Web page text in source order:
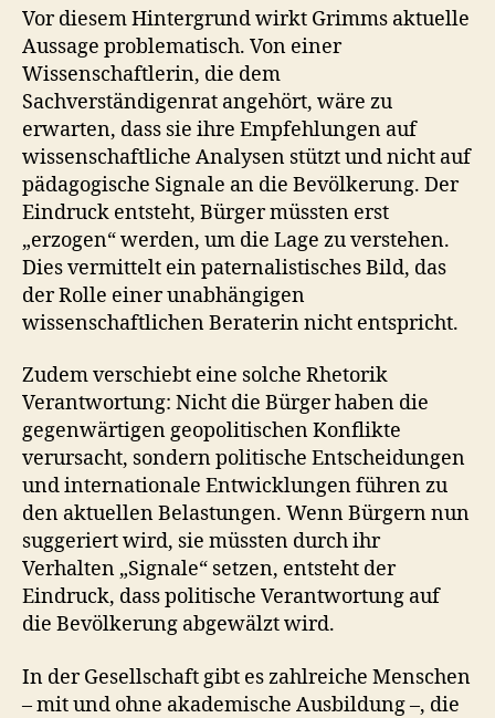
Vor diesem Hintergrund wirkt Grimms aktuelle
Aussage problematisch. Von einer
Wissenschaftlerin, die dem
Sachverständigenrat angehört, wäre zu
erwarten, dass sie ihre Empfehlungen auf
wissenschaftliche Analysen stützt und nicht auf
pädagogische Signale an die Bevölkerung. Der
Eindruck entsteht, Bürger müssten erst
„erzogen“ werden, um die Lage zu verstehen.
Dies vermittelt ein paternalistisches Bild, das
der Rolle einer unabhängigen
wissenschaftlichen Beraterin nicht entspricht.
Zudem verschiebt eine solche Rhetorik
Verantwortung: Nicht die Bürger haben die
gegenwärtigen geopolitischen Konflikte
verursacht, sondern politische Entscheidungen
und internationale Entwicklungen führen zu
den aktuellen Belastungen. Wenn Bürgern nun
suggeriert wird, sie müssten durch ihr
Verhalten „Signale“ setzen, entsteht der
Eindruck, dass politische Verantwortung auf
die Bevölkerung abgewälzt wird.
In der Gesellschaft gibt es zahlreiche Menschen
– mit und ohne akademische Ausbildung –, die